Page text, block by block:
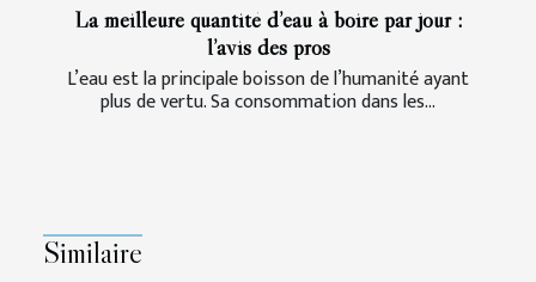
La meilleure quantité d’eau à boire par jour :
l’avis des pros
L’eau est la principale boisson de l’humanité ayant
plus de vertu. Sa consommation dans les...
Similaire